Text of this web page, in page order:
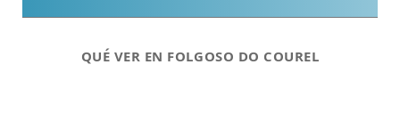
QUÉ VER EN FOLGOSO DO COUREL